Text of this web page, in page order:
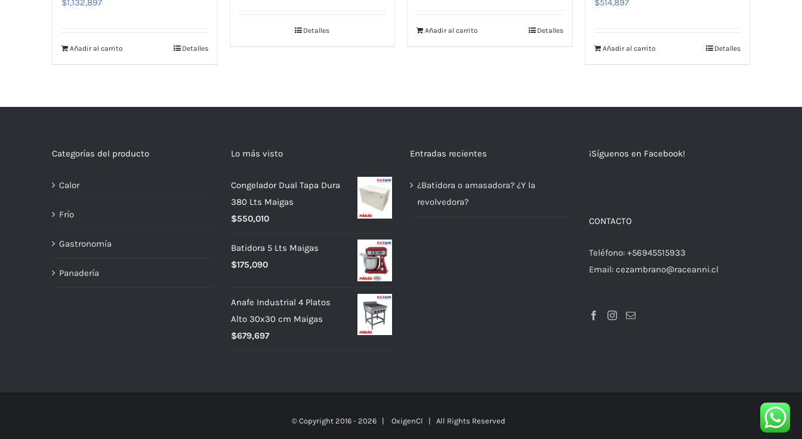
$1,132,897
Añadir al carrito Detalles
Detalles Añadir al carrito Detalles
$514,897
Añadir al carrito Detalles
Categorías del producto
Calor
Frío
Gastronomía
Panadería
Lo más visto
Congelador Dual Tapa Dura
380 Lts Maigas
$550,010
Batidora 5 Lts Maigas
$175,090
Anafe Industrial 4 Platos
Alto 30x30 cm Maigas
$679,697
Entradas recientes
¿Batidora o amasadora? ¿Y la
revolvedora?
¡Síguenos en Facebook!
CONTACTO
Teléfono: +56945515933
Email: cezambrano@raceanni.cl
© Copyright 2016 - 2026 | OxigenCl | All Rights Reserved